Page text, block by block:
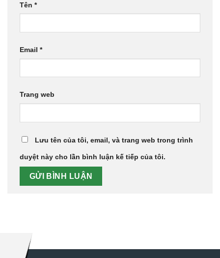
Tên *
Email *
Trang web
Lưu tên của tôi, email, và trang web trong trình
duyệt này cho lần bình luận kế tiếp của tôi.